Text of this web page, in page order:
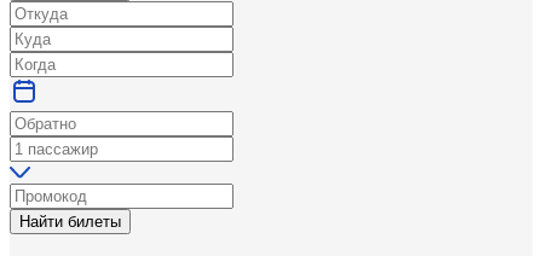
Найти билеты